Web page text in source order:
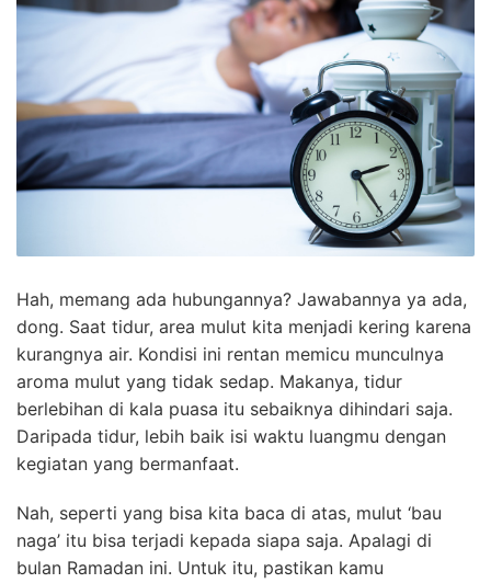
Hah, memang ada hubungannya? Jawabannya ya ada,
dong. Saat tidur, area mulut kita menjadi kering karena
kurangnya air. Kondisi ini rentan memicu munculnya
aroma mulut yang tidak sedap. Makanya, tidur
berlebihan di kala puasa itu sebaiknya dihindari saja.
Daripada tidur, lebih baik isi waktu luangmu dengan
kegiatan yang bermanfaat.
Nah, seperti yang bisa kita baca di atas, mulut ‘bau
naga’ itu bisa terjadi kepada siapa saja. Apalagi di
bulan Ramadan ini. Untuk itu, pastikan kamu